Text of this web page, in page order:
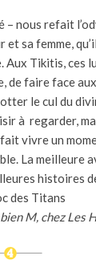
– nous refait
et sa femme,
Aux Tikitis, ces
de faire face
le cul du
à regarder,
vivre un
La meilleure
histoires
des Titans
M, chez Les